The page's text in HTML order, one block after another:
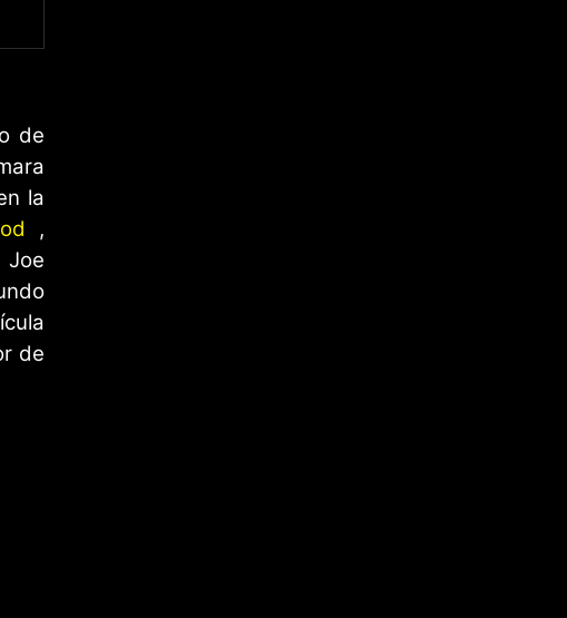
de
la
,
de